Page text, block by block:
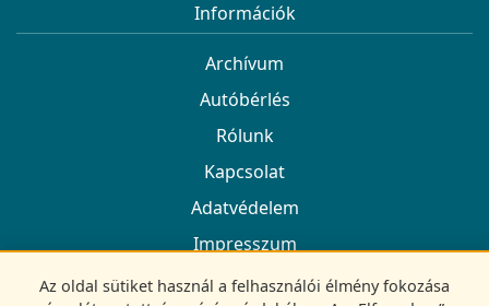
Információk
Archívum
Autóbérlés
Rólunk
Kapcsolat
Adatvédelem
Impresszum
Az oldal sütiket használ a felhasználói élmény fokozása